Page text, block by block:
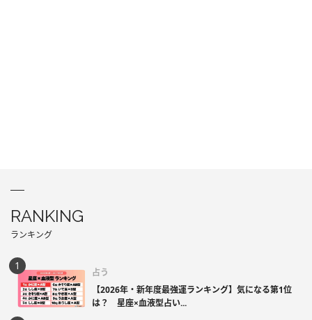
RANKING
ランキング
占う
【2026年・新年度最強運ランキング】気になる第1位
は？ 星座×血液型占い...